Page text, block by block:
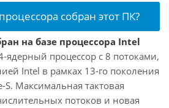
собран этот ПК?
на базе процессора Intel
ядерный процессор с 8 потоками,
Intel в рамках 13-го поколения
S. Максимальная тактовая
потоков и новая